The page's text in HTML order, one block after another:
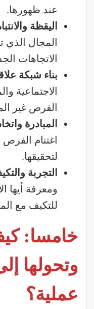
عند ظهورها.
اليقظة
المجال
الاتجاهات
بناء شبكة
الاجتماعية
الفرص غير
المبادرة
اغتنام
لتحقيقها.
التجربة
ومعرفة أيها
للتكيف مع
خامسا:
وتحولها
عملية؟